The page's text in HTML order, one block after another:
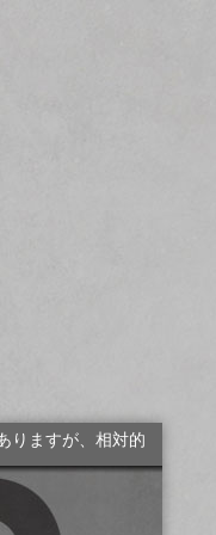
りますが、相対的